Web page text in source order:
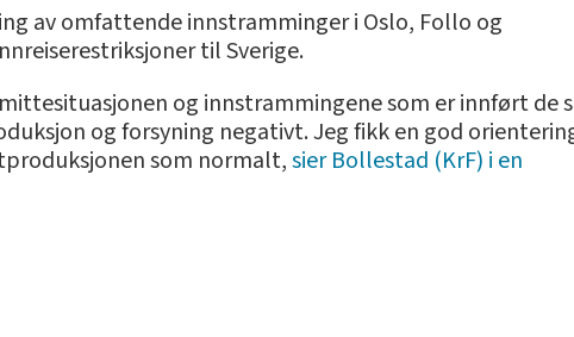
av omfattende innstramminger i Oslo, Follo og
til Sverige.
og innstrammingene som er innført de
og forsyning negativt. Jeg fikk en god
som normalt,sier Bollestad (KrF) i en